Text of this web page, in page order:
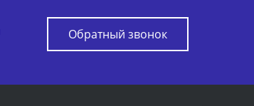
Обратный звонок